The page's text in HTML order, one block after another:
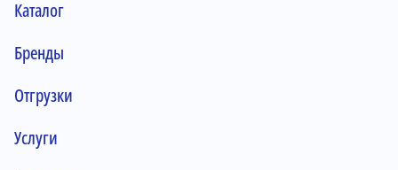
Каталог
Бренды
Отгрузки
Услуги